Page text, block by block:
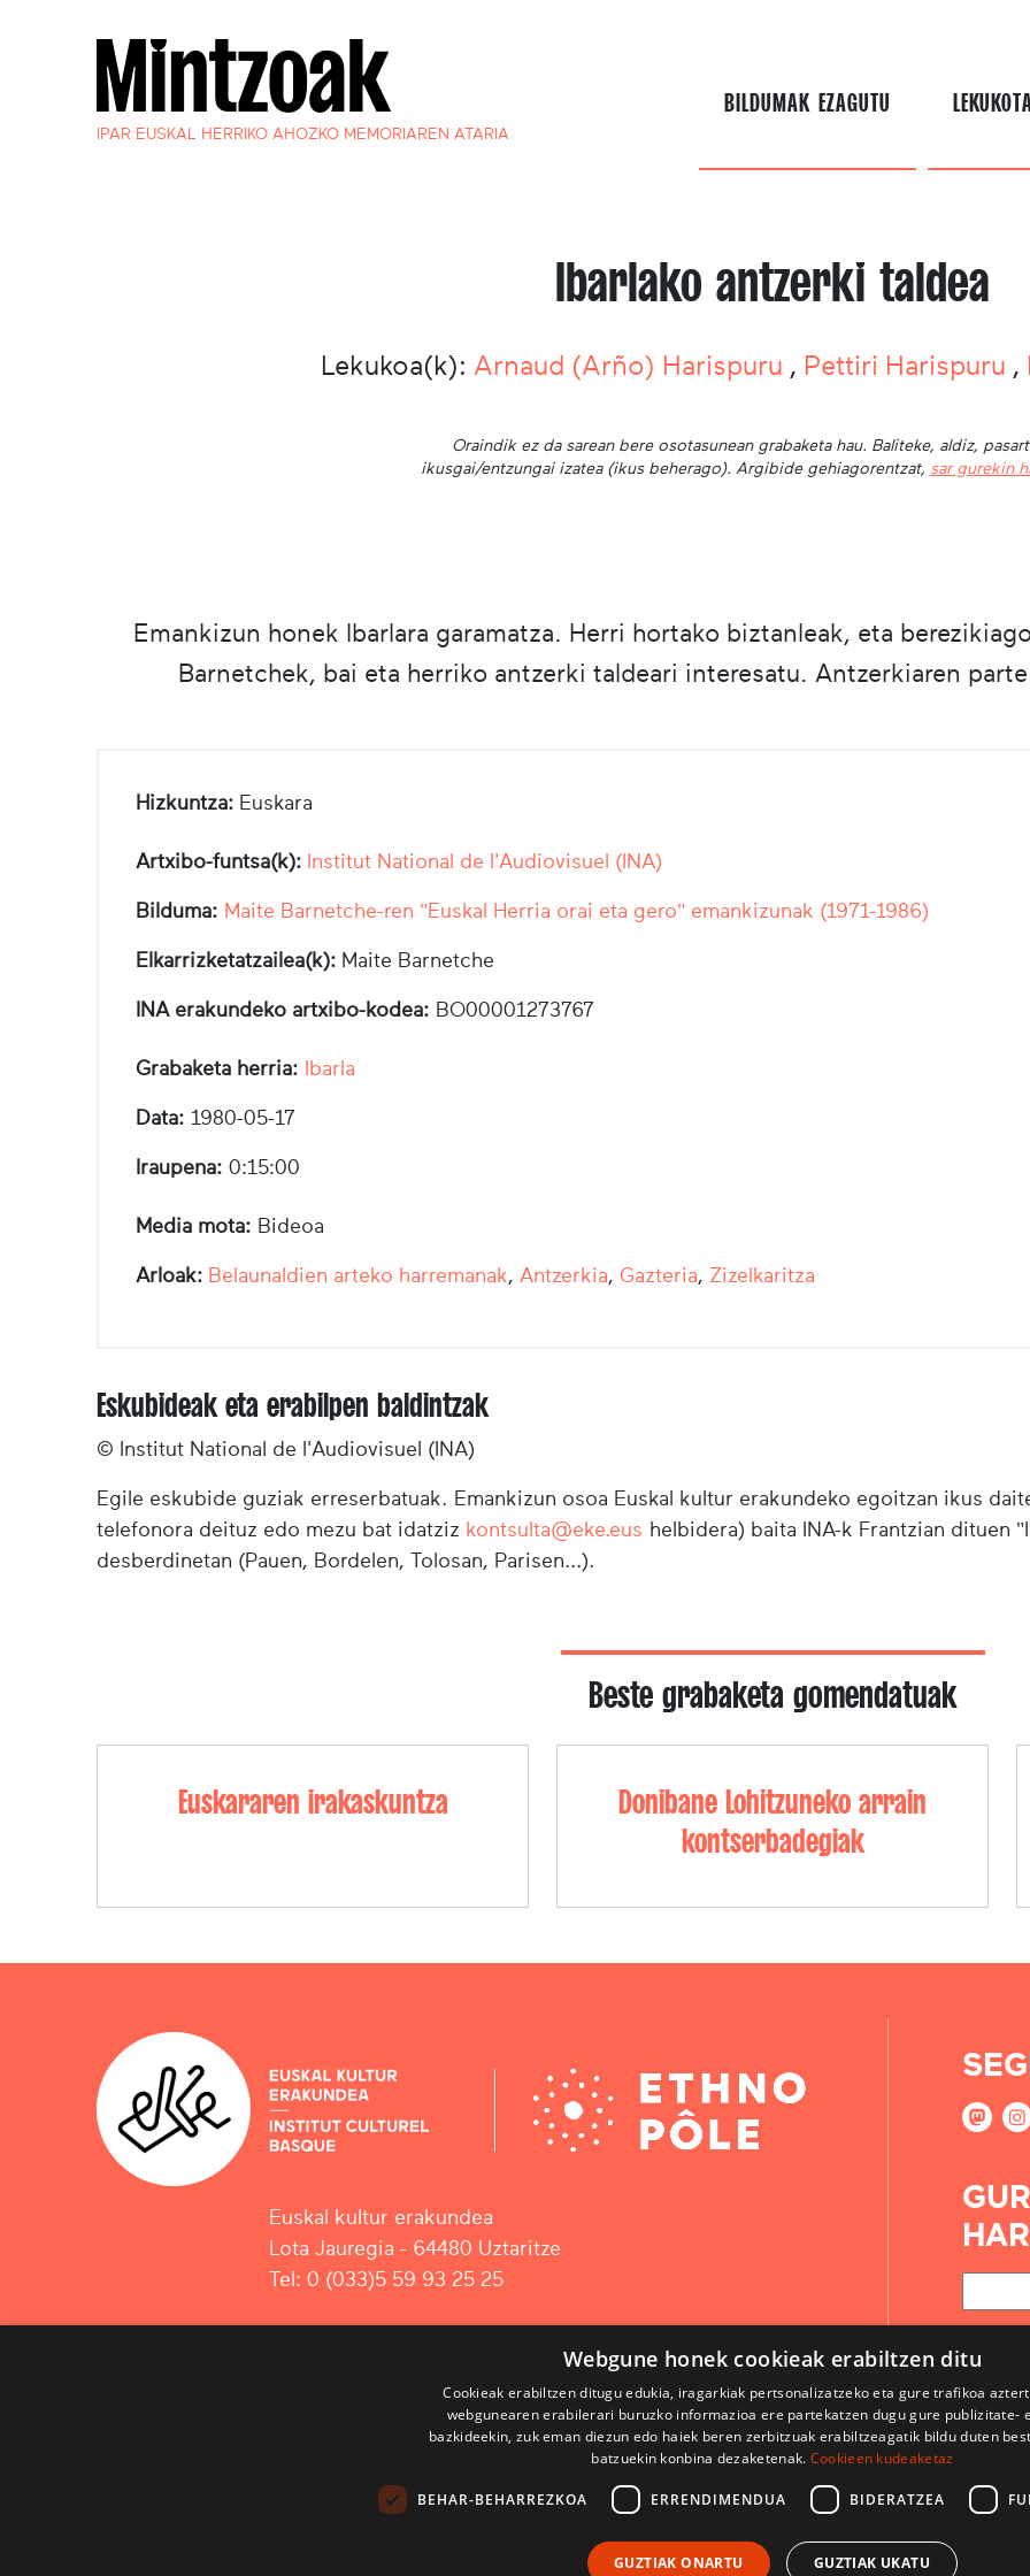
IPAR EUSKAL HERRIKO AHOZKO MEMORIAREN ATARIA
BILDUMAK EZAGUTU
Ibarlako antzerki taldea
Lekukoa(k): Arnaud (Arño) Harispuru , Pettiri Harispuru ,
Oraindik ez da sarean bere osotasunean grabaketa hau. Baliteke, aldiz,
ikusgai/entzungai izatea (ikus beherago). Argibide gehiagorentzat, sar gurekin
Emankizun honek Ibarlara garamatza. Herri hortako biztanleak, eta
Barnetchek, bai eta herriko antzerki taldeari interesatu. Antzerkiaren
Hizkuntza: Euskara
Artxibo-funtsa(k): Institut National de l'Audiovisuel (INA)
Bilduma: Maite Barnetche-ren "Euskal Herria orai eta gero" emankizunak (1971-1986)
Elkarrizketatzailea(k): Maite Barnetche
INA erakundeko artxibo-kodea: BO00001273767
Grabaketa herria: Ibarla
Data: 1980-05-17
Iraupena: 0:15:00
Media mota: Bideoa
Arloak: Belaunaldien arteko harremanak, Antzerkia, Gazteria, Zizelkaritza
Eskubideak eta erabilpen baldintzak
© Institut National de l'Audiovisuel (INA)
Egile eskubide guziak erreserbatuak. Emankizun osoa Euskal kultur erakundeko egoitzan ikus
telefonora deituz edo mezu bat idatziz kontsulta@eke.eus helbidera) baita INA-k Frantzian dituen
desberdinetan (Pauen, Bordelen, Tolosan, Parisen...).
Beste grabaketa gomendatuak
Euskararen irakaskuntza
Donibane Lohitzuneko arrain
kontserbadegiak
Euskal kultur erakundea
Lota Jauregia - 64480 Uztaritze
Tel: 0 (033)5 59 93 25 25
KONTAKTUA
Webgune honek cookieak erabiltzen ditu
Cookieak erabiltzen ditugu edukia, iragarkiak pertsonalizatzeko eta gure trafikoa
webgunearen erabilerari buruzko informazioa ere partekatzen dugu gure publizitate-
bazkideekin, zuk eman diezun edo haiek beren zerbitzuak erabiltzeagatik bildu duten
batzuekin konbina dezaketenak. Cookieen kudeaketaz
BEHAR-BEHARREZKOA ERRENDIMENDUA BIDERATZEA
GUZTIAK ONARTU GUZTIAK UKATU